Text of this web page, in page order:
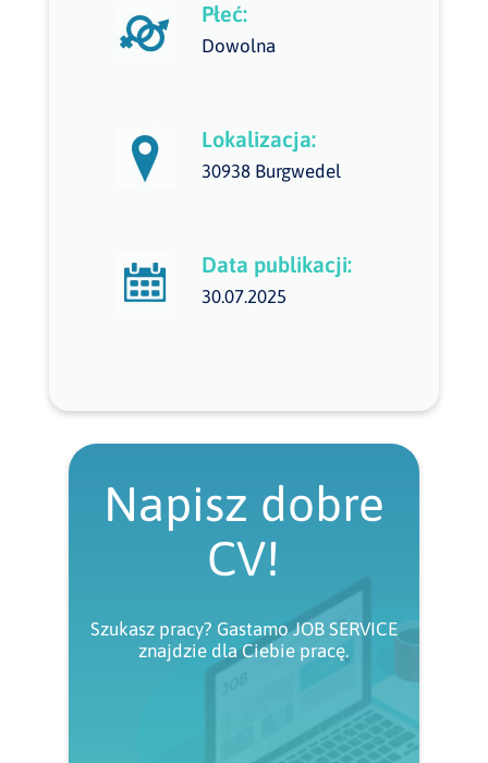
Płeć:
Dowolna
Lokalizacja:
30938 Burgwedel
Data publikacji:
30.07.2025
Napisz dobre
CV!
Szukasz pracy? Gastamo JOB SERVICE
znajdzie dla Ciebie pracę.